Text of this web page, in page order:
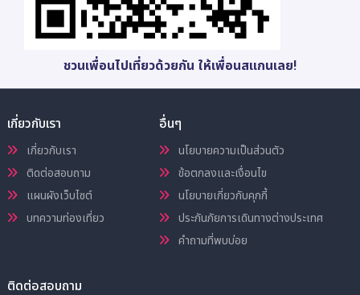
ชวนเพื่อนไปเที่ยวด้วยกัน ให้เพื่อนสแกนเลย!
เกี่ยวกับเรา
เกี่ยวกับเรา
ติดต่อสอบถาม
แผนผังเว็บไซต์
บทความท่องเที่ยว
อื่นๆ
นโยบายความเป็นส่วนตัว
ข้อตกลงและเงื่อนไข
นโยบายเกี่ยวกับคุกกี้
ประกันภัยการเดินทางต่างประเทศ
คำถามที่พบบ่อย
ติดต่อสอบถาม